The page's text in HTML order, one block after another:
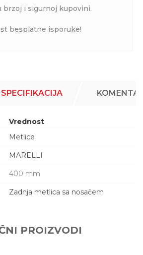
brzoj i sigurnoj kupovini.
besplatne isporuke!
SPECIFIKACIJA
Vrednost
Metlice
MARELLI
400 mm
Zadnja metlica sa nosačem
PROIZVODI